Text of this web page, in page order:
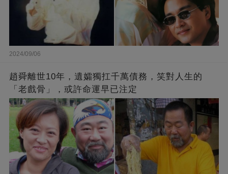
2024/09/06
趙舜離世10年，遺孀獨扛千萬債務，笑對人生的
「老戲骨」，或許命運早已注定